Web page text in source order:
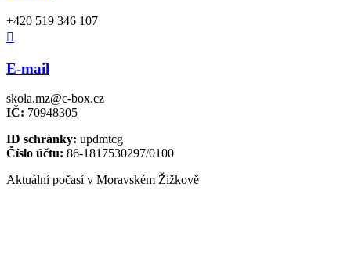
+420 519 346 107

E-mail
skola.mz@c-box.cz
IČ: 70948305
ID schránky: updmtcg
Číslo účtu: 86-1817530297/0100
Aktuální počasí v Moravském Žižkově